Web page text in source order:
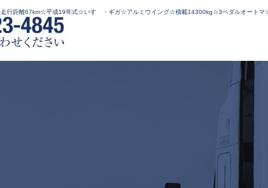
走行距離67km☆平成19年式☆いすゞ・ギガ☆アルミウイング☆積載14300kg☆3ペダルオート